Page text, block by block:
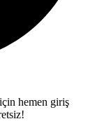
hemen giriş